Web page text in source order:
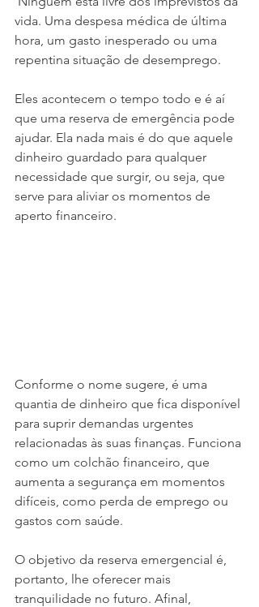
vida. Uma despesa médica de última
hora, um gasto inesperado ou uma
repentina situação de desemprego.
Eles acontecem o tempo todo e é aí
que uma reserva de emergência pode
ajudar. Ela nada mais é do que aquele
dinheiro guardado para qualquer
necessidade que surgir, ou seja, que
serve para aliviar os momentos de
aperto financeiro.
Conforme o nome sugere, é uma
quantia de dinheiro que fica disponível
para suprir demandas urgentes
relacionadas às suas finanças. Funciona
como um colchão financeiro, que
aumenta a segurança em momentos
difíceis, como perda de emprego ou
gastos com saúde.
O objetivo da reserva emergencial é,
portanto, lhe oferecer mais
tranquilidade no futuro. Afinal,